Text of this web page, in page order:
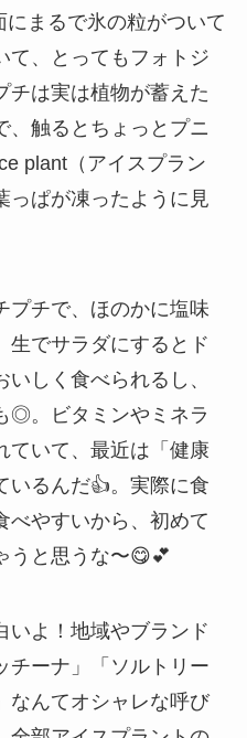
まるで氷の粒がついて
て、とってもフォトジ
チは実は植物が蓄えた
、触るとちょっとプニ
plant（アイスプラン
っぱが凍ったように見
プチで、ほのかに塩味
生でサラダにするとド
しく食べられるし、
◎。ビタミンやミネラ
ていて、最近は「健康
いるんだ👍。実際に食
べやすいから、初めて
うと思うな〜😋💕
いよ！地域やブランド
チーナ」「ソルトリー
なんてオシャレな呼び